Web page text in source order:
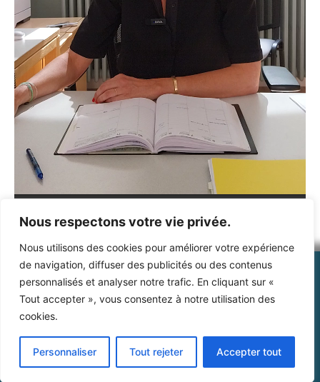
Nous respectons votre vie privée.
Nous utilisons des cookies pour améliorer votre expérience
de navigation, diffuser des publicités ou des contenus
personnalisés et analyser notre trafic. En cliquant sur «
Tout accepter », vous consentez à notre utilisation des
cookies.
Personnaliser Tout rejeter Accepter tout
Standard : 01.46.99.95.75
contact@lndb.eu
Adresse postale : 1, avenue Charles de Gaulle 92100
Boulogne-Billancourt